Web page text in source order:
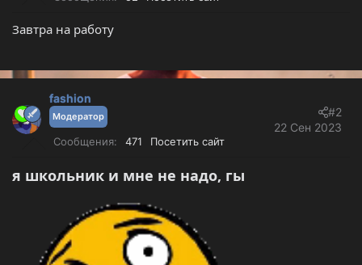
ы
ч
Завтра на работу
fashion
Модератор
Сообщения 471 Посетить сайт
22 Сен 2023
#2
я школьник и мне не надо, гы